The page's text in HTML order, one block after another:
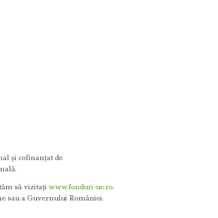
și cofinanțat de
să vizitaţi www.fonduri-ue.ro.
sau a Guvernului României.